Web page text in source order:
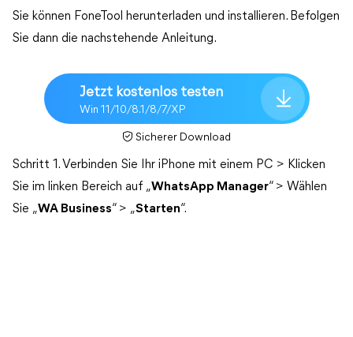
Sie können FoneTool herunterladen und installieren. Befolgen
Sie dann die nachstehende Anleitung.
Jetzt kostenlos testen
Win 11/10/8.1/8/7/XP
Sicherer Download
Schritt 1. Verbinden Sie Ihr iPhone mit einem PC > Klicken
Sie im linken Bereich auf „WhatsApp Manager“ > Wählen
Sie „WA Business“ > „Starten“.